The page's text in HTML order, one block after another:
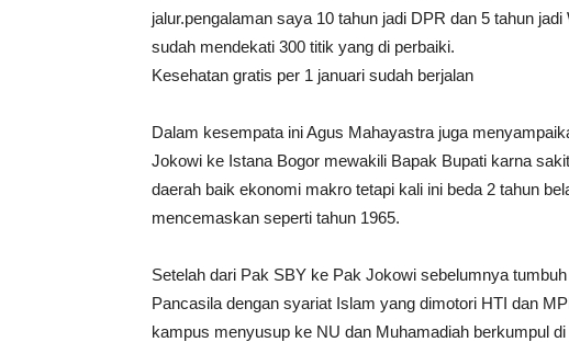
jalur.pengalaman saya 10 tahun jadi DPR dan 5 tahun
sudah mendekati 300 titik yang di perbaiki.
Kesehatan gratis per 1 januari sudah berjalan
Dalam kesempata ini Agus Mahayastra juga
Jokowi ke Istana Bogor mewakili Bapak Bupati karna
daerah baik ekonomi makro tetapi kali ini beda 2 tahun
mencemaskan seperti tahun 1965.
Setelah dari Pak SBY ke Pak Jokowi sebelumnya
Pancasila dengan syariat Islam yang dimotori HTI dan
kampus menyusup ke NU dan Muhamadiah berkumpul